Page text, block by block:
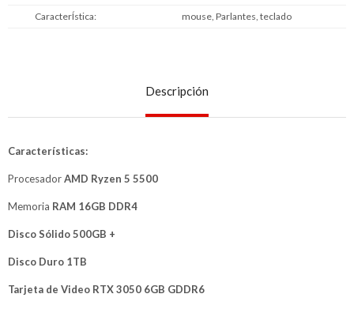
CaracterÍstica
mouse, Parlantes, teclado
Descripción
Características:
ProcesadorAMD Ryzen 5 5500
Memoria RAM 16GB DDR4
Disco Sólido 500GB +
Disco Duro 1TB
Tarjeta de Video RTX 3050 6GB GDDR6